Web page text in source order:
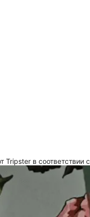
в соответствии c